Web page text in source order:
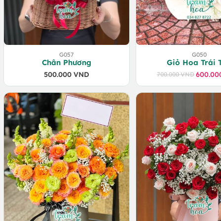
G057
Chân Phương
500.000VND
G050
Giỏ Hoa Trái
700.000VND Giá
gốc
là:
Giá
hiện
tại